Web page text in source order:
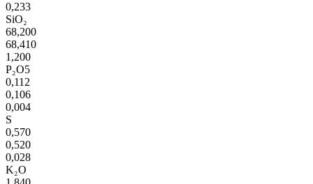
0,233
SiO₂
68,200
68,410
1,200
P₂O5
0,112
0,106
0,004
S
0,570
0,520
0,028
K₂O